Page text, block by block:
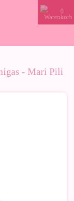
0
- Mari Pili